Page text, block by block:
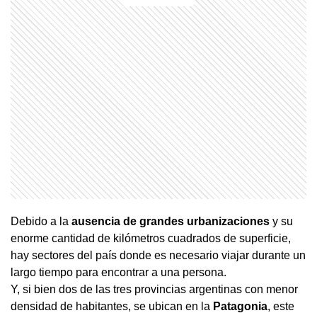
Debido a la ausencia de grandes urbanizaciones y su
enorme cantidad de kilómetros cuadrados de superficie,
hay sectores del país donde es necesario viajar durante un
largo tiempo para encontrar a una persona.
Y, si bien dos de las tres provincias argentinas con menor
densidad de habitantes, se ubican en la Patagonia, este